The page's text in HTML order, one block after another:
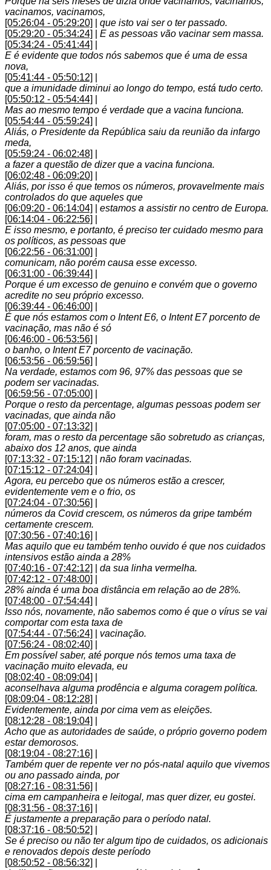
vacinamos, vacinamos,
[05:26:04 - 05:29:20]
que isto vai ser o ter passado.
[05:29:20 - 05:34:24]
E as pessoas vão vacinar sem massa.
[05:34:24 - 05:41:44]
E é evidente que todos nós sabemos que é uma de essa
nova,
[05:41:44 - 05:50:12]
que a imunidade diminui ao longo do tempo, está tudo certo.
[05:50:12 - 05:54:44]
Mas ao mesmo tempo é verdade que a vacina funciona.
[05:54:44 - 05:59:24]
Aliás, o Presidente da República saiu da reunião da infargo
meda,
[05:59:24 - 06:02:48]
a fazer a questão de dizer que a vacina funciona.
[06:02:48 - 06:09:20]
Aliás, por isso é que temos os números, provavelmente mais
controlados do que aqueles que
[06:09:20 - 06:14:04]
estamos a assistir no centro de Europa.
[06:14:04 - 06:22:56]
E isso mesmo, e portanto, é preciso ter cuidado mesmo para
os políticos, as pessoas que
[06:22:56 - 06:31:00]
comunicam, não porém causa esse excesso.
[06:31:00 - 06:39:44]
Porque é um excesso de genuino e convém que o governo
acredite no seu próprio excesso.
[06:39:44 - 06:46:00]
É que nós estamos com o Intent E6, o Intent E7 porcento de
vacinação, mas não é só
[06:46:00 - 06:53:56]
o banho, o Intent E7 porcento de vacinação.
[06:53:56 - 06:59:56]
Na verdade, estamos com 96, 97% das pessoas que se
podem ser vacinadas.
[06:59:56 - 07:05:00]
Porque o resto da percentage, algumas pessoas podem ser
vacinadas, que ainda não
[07:05:00 - 07:13:32]
foram, mas o resto da percentage são sobretudo as crianças,
abaixo dos 12 anos, que ainda
[07:13:32 - 07:15:12]
não foram vacinadas.
[07:15:12 - 07:24:04]
Agora, eu percebo que os números estão a crescer,
evidentemente vem e o frio, os
[07:24:04 - 07:30:56]
números da Covid crescem, os números da gripe também
certamente crescem.
[07:30:56 - 07:40:16]
Mas aquilo que eu também tenho ouvido é que nos cuidados
intensivos estão ainda a 28%
[07:40:16 - 07:42:12]
da sua linha vermelha.
[07:42:12 - 07:48:00]
28% ainda é uma boa distância em relação ao de 28%.
[07:48:00 - 07:54:44]
Isso nós, novamente, não sabemos como é que o vírus se vai
comportar com esta taxa de
[07:54:44 - 07:56:24]
vacinação.
[07:56:24 - 08:02:40]
Em possível saber, até porque nós temos uma taxa de
vacinação muito elevada, eu
[08:02:40 - 08:09:04]
aconselhava alguma prodência e alguma coragem política.
[08:09:04 - 08:12:28]
Evidentemente, ainda por cima vem as eleições.
[08:12:28 - 08:19:04]
Acho que as autoridades de saúde, o próprio governo podem
estar demorosos.
[08:19:04 - 08:27:16]
Também quer de repente ver no pós-natal aquilo que vivemos
ou ano passado ainda, por
[08:27:16 - 08:31:56]
cima em campanheira e leitogal, mas quer dizer, eu gostei.
[08:31:56 - 08:37:16]
É justamente a preparação para o período natal.
[08:37:16 - 08:50:52]
Se é preciso ou não ter algum tipo de cuidados, os adicionais
e renovados depois deste período
[08:50:52 - 08:56:32]